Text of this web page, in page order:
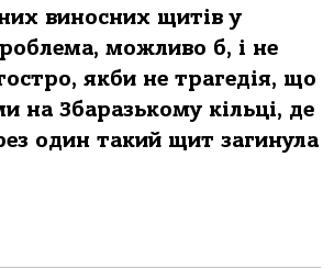
виносних щитів у
можливо б, і не
якби не трагедія, що
на Збаразькому кільці, де
один такий щит загинула